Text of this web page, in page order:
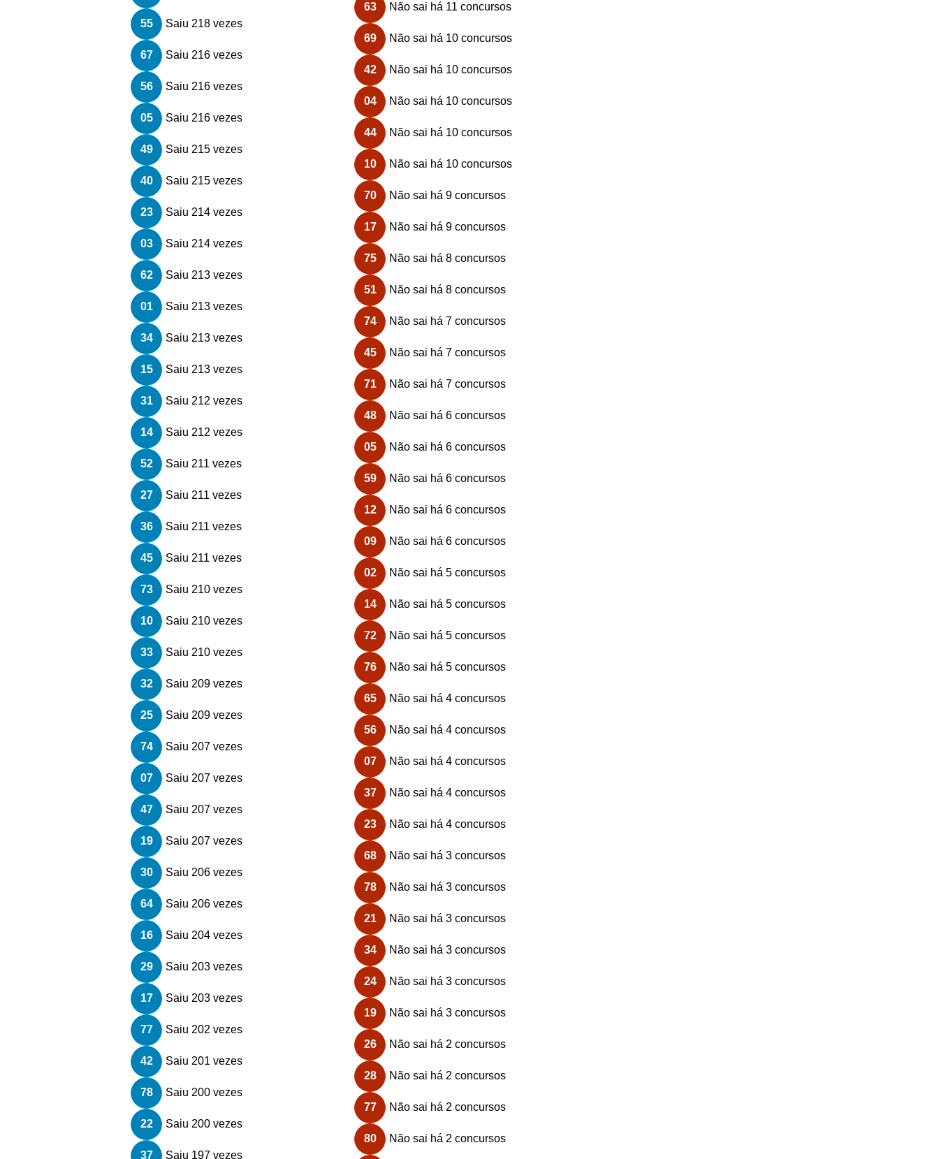
55 Saiu 218 vezes
67 Saiu 216 vezes
56 Saiu 216 vezes
05 Saiu 216 vezes
49 Saiu 215 vezes
40 Saiu 215 vezes
23 Saiu 214 vezes
03 Saiu 214 vezes
62 Saiu 213 vezes
01 Saiu 213 vezes
34 Saiu 213 vezes
15 Saiu 213 vezes
31 Saiu 212 vezes
14 Saiu 212 vezes
52 Saiu 211 vezes
27 Saiu 211 vezes
36 Saiu 211 vezes
45 Saiu 211 vezes
73 Saiu 210 vezes
10 Saiu 210 vezes
33 Saiu 210 vezes
32 Saiu 209 vezes
25 Saiu 209 vezes
74 Saiu 207 vezes
07 Saiu 207 vezes
47 Saiu 207 vezes
19 Saiu 207 vezes
30 Saiu 206 vezes
64 Saiu 206 vezes
16 Saiu 204 vezes
29 Saiu 203 vezes
17 Saiu 203 vezes
77 Saiu 202 vezes
42 Saiu 201 vezes
78 Saiu 200 vezes
22 Saiu 200 vezes
37 Saiu 197 vezes
63 Não sai há 11 concursos
69 Não sai há 10 concursos
42 Não sai há 10 concursos
04 Não sai há 10 concursos
44 Não sai há 10 concursos
10 Não sai há 10 concursos
70 Não sai há 9 concursos
17 Não sai há 9 concursos
75 Não sai há 8 concursos
51 Não sai há 8 concursos
74 Não sai há 7 concursos
45 Não sai há 7 concursos
71 Não sai há 7 concursos
48 Não sai há 6 concursos
05 Não sai há 6 concursos
59 Não sai há 6 concursos
12 Não sai há 6 concursos
09 Não sai há 6 concursos
02 Não sai há 5 concursos
14 Não sai há 5 concursos
72 Não sai há 5 concursos
76 Não sai há 5 concursos
65 Não sai há 4 concursos
56 Não sai há 4 concursos
07 Não sai há 4 concursos
37 Não sai há 4 concursos
23 Não sai há 4 concursos
68 Não sai há 3 concursos
78 Não sai há 3 concursos
21 Não sai há 3 concursos
34 Não sai há 3 concursos
24 Não sai há 3 concursos
19 Não sai há 3 concursos
26 Não sai há 2 concursos
28 Não sai há 2 concursos
77 Não sai há 2 concursos
80 Não sai há 2 concursos